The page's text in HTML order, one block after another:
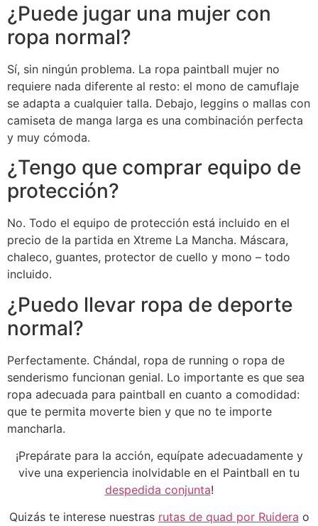
¿Puede jugar una mujer con
ropa normal?
Sí, sin ningún problema. La ropa paintball mujer no
requiere nada diferente al resto: el mono de camuflaje
se adapta a cualquier talla. Debajo, leggins o mallas con
camiseta de manga larga es una combinación perfecta
y muy cómoda.
¿Tengo que comprar equipo de
protección?
No. Todo el equipo de protección está incluido en el
precio de la partida en Xtreme La Mancha. Máscara,
chaleco, guantes, protector de cuello y mono – todo
incluido.
¿Puedo llevar ropa de deporte
normal?
Perfectamente. Chándal, ropa de running o ropa de
senderismo funcionan genial. Lo importante es que sea
ropa adecuada para paintball en cuanto a comodidad:
que te permita moverte bien y que no te importe
mancharla.
¡Prepárate para la acción, equípate adecuadamente y
vive una experiencia inolvidable en el Paintball en tu
despedida conjunta!
Quizás te interese nuestras rutas de quad por Ruidera o